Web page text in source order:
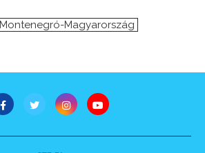
Montenegró-Magyarország